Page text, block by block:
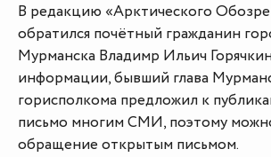
В редакцию «Арктического
обратился почётный гражданин
Мурманска Владимр Ильич
информации, бывший глава
горисполкома предложил к
письмо многим СМИ, поэтому
обращение открытым письмом.